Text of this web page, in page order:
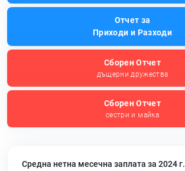
Отчет за
Приходи и Разходи
Сборен Отчет
дъщерни дружества
Сборен Отчет
сестри и майка
Средна нетна месечна заплата за 2024 г.